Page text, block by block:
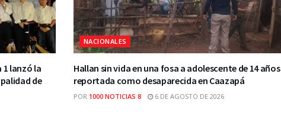
1 lanzó la
de
NACIONALES
Hallan sin vida en una fosa a adolescente de 14 años
reportada como desaparecida en Caazapá
POR 1000 NOTICIAS 8 6 DE AGOSTO DE 2026